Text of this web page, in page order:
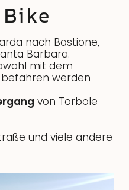
nach Bastione,
Barbara.
mit dem
befahren werden
von Torbole
und viele andere